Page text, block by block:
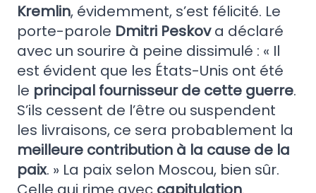
Kremlin, évidemment, s’est félicité. Le
porte-parole Dmitri Peskova déclaré
avec un sourire à peine dissimulé : « Il
est évident que les États-Unis ont été
le principal fournisseur de cette guerre.
S’ils cessent de l’être ou suspendent
les livraisons, ce sera probablement la
meilleure contribution à la cause de la
paix. » La paix selon Moscou, bien sûr.